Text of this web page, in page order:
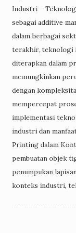
Industri –
sebagai additive
dalam berbagai
terakhir, teknologi
diterapkan dalam
memungkinkan
dengan
mempercepat
implementasi
industri dan
Printing dalam
pembuatan objek
penumpukan
konteks industri,